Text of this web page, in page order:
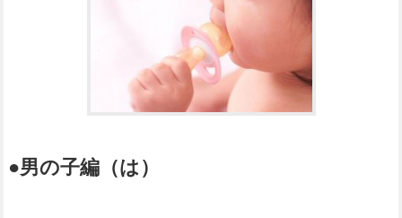
●男の子編（は）